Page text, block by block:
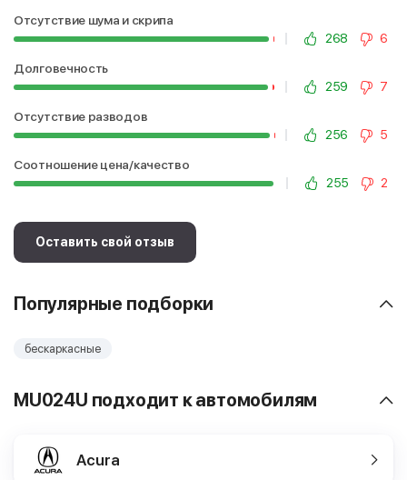
Отсутствие шума и скрипа
268
6
Долговечность
259
7
Отсутствие разводов
256
5
Соотношение цена/качество
255
2
Оставить свой отзыв
Популярные подборки
бескаркасные
MU024U подходит к автомобилям
Acura